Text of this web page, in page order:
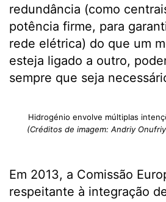
redundância (como
potência firme, para
rede elétrica) do que um
esteja ligado a outro,
sempre que seja
Hidrogénio envolve múltiplas
(Créditos de imagem: Andriy
Em 2013, a Comissão
respeitante à integração